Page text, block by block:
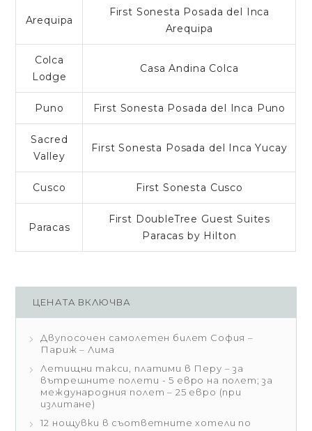
Arequipa
First Sonesta Posada del Inca
Arequipa
Colca
Lodge
Casa Andina Colca
Puno First Sonesta Posada del Inca Puno
Sacred
Valley
First Sonesta Posada del Inca Yucay
Cusco First Sonesta Cusco
Paracas
First DoubleTree Guest Suites
Paracas by Hilton
ЦЕНАТА ВКЛЮЧВА
Двупосочен самолетен билет София –
Париж – Лима
Летищни такси, платими в Перу – за
вътрешните полети - 5 евро на полет; за
международния полет – 25 евро (при
излитане)
12 нощувки в съответните хотели по